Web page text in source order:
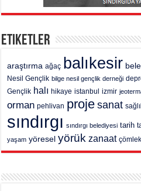
Etiketler
araştırma ağaç balıkesir
Nesil Gençlik bilge nesil gençlik derneği
Gençlik halı hikaye istanbul izmir
orman pehlivan proje sanat
sındırgı sındırgı belediyesi tarih
yaşam yöresel yörük zanaat çömlek